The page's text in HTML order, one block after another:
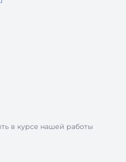
в курсе нашей работы